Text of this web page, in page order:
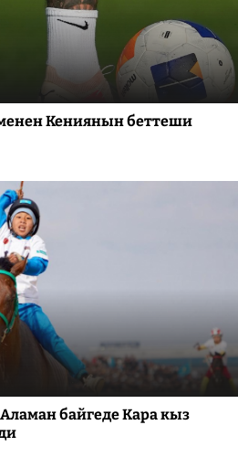
Кениянын беттеши
байгеде Кара кыз